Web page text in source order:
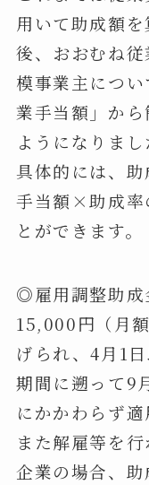
用いて助成額
後、おおむね
模事業主につ
業手当額」か
ようになりまし
具体的には、
手当額×助成率
とができます。
◎雇用調整助成
15,000円（月
げられ、4月1
期間に遡って9
にかかわらず適
また解雇等を
企業の場合、